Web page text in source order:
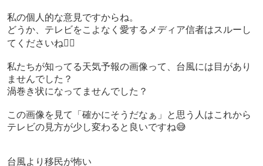
私の個人的な意見ですからね。
どうか、テレビをこよなく愛するメディア信者はスルーし
てくださいね🙋‍♀️
私たちが知ってる天気予報の画像って、台風には目があり
ませんでした？
渦巻き状になってませんでした？
この画像を見て「確かにそうだなぁ」と思う人はこれから
テレビの見方が少し変わると良いですね😅
台風より移民が怖い